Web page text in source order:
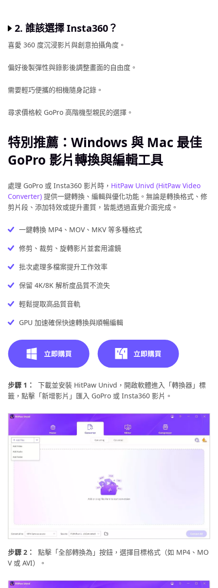
2. 誰該選擇 Insta360？
喜愛 360 度沉浸影片與創意拍攝角度。
偏好後製彈性與錄影後調整畫面的自由度。
需要輕巧便攜的相機隨身記錄。
尋求價格較 GoPro 高階機型親民的選擇。
特別推薦：Windows 與 Mac 最佳
GoPro 影片轉換與編輯工具
處理 GoPro 或 Insta360 影片時， HitPaw Univd (HitPaw Video
Converter) 提供一鍵轉換、編輯與優化功能。無論是轉換格式、修
剪片段、添加特效或提升畫質，皆能透過直覺介面完成。
一鍵轉換 MP4、MOV、MKV 等多種格式
修剪、裁剪、旋轉影片並套用濾鏡
批次處理多檔案提升工作效率
保留 4K/8K 解析度品質不流失
輕鬆提取高品質音軌
GPU 加速確保快速轉換與順暢編輯
步驟 1：
下載並安裝 HitPaw Univd，開啟軟體進入「轉換器」標
籤，點擊「新增影片」匯入 GoPro 或 Insta360 影片。
步驟 2：
點擊「全部轉換為」按鈕，選擇目標格式（如 MP4、MO
V 或 AVI）。